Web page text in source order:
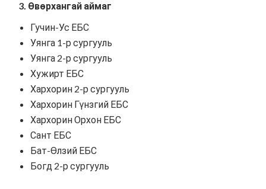
3. Өвөрхангай аймаг
Гучин-Ус ЕБС
Уянга 1-р сургууль
Уянга 2-р сургууль
Хужирт ЕБС
Хархорин 2-р сургууль
Хархорин Гүнзгий ЕБС
Хархорин Орхон ЕБС
Сант ЕБС
Бат-Өлзий ЕБС
Богд 2-р сургууль